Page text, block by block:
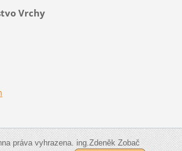
Vrchy
práva vyhrazena. ing.Zdeněk Zobač